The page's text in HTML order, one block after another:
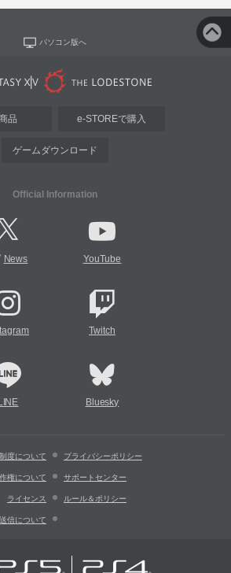
パソコン版へ
品 e-STOREで購入
ゲームダウンロード
Official Information
News YouTube
Twitch
Bluesky
度について プライバシーポリシー
権について サポートセンター
ライセンス ルール＆ポリシー
信について